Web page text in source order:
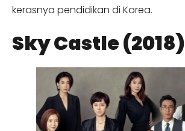
kerasnya pendidikan di Korea.
Sky Castle (2018)